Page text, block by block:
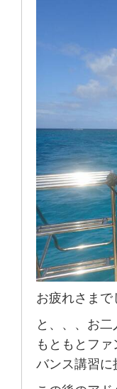
お疲れさま
と、、、お二
もともとフ
バンス講習に